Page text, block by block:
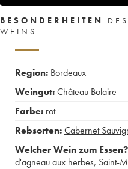
BESONDERHEITEN
WEINS
Region: Bordeaux
Weingut:Château Bolaire
Farbe: rot
Rebsorten:Cabernet
Welcher Wein zum Essen?
d'agneau aux herbes, Saint-